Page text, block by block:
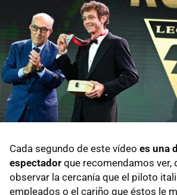
Cada segundo de este vídeo es una
espectador que recomendamos ver,
observar la cercanía que el piloto
empleados o el cariño que éstos le